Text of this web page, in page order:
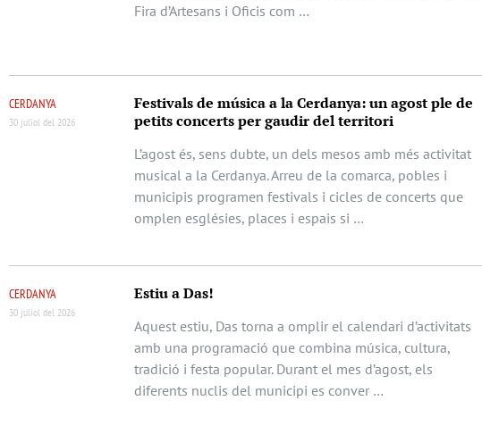
Fira d’Artesans i Oficis com …
CERDANYA
30 juliol del 2026
Festivals de música a la Cerdanya: un agost ple de
petits concerts per gaudir del territori
L’agost és, sens dubte, un dels mesos amb més activitat
musical a la Cerdanya. Arreu de la comarca, pobles i
municipis programen festivals i cicles de concerts que
omplen esglésies, places i espais si …
CERDANYA
30 juliol del 2026
Estiu a Das!
Aquest estiu, Das torna a omplir el calendari d’activitats
amb una programació que combina música, cultura,
tradició i festa popular. Durant el mes d’agost, els
diferents nuclis del municipi es conver …